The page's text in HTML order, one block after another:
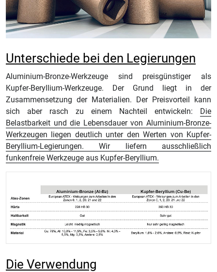
Unterschiede bei den Legierungen
Aluminium-Bronze-Werkzeuge sind preisgünstiger als
Kupfer-Beryllium-Werkzeuge. Der Grund liegt in der
Zusammensetzung der Materialien. Der Preisvorteil kann
sich aber rasch zu einem Nachteil entwickeln: Die
Belastbarkeit und die Lebensdauer von Aluminium-Bronze-
Werkzeugen liegen deutlich unter den Werten von Kupfer-
Beryllium-Legierungen. Wir liefern ausschließlich
funkenfreie Werkzeuge aus Kupfer-Beryllium.
Die Verwendung